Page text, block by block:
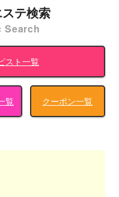
テ検索
Search
スト一覧
覧 クーポン一覧